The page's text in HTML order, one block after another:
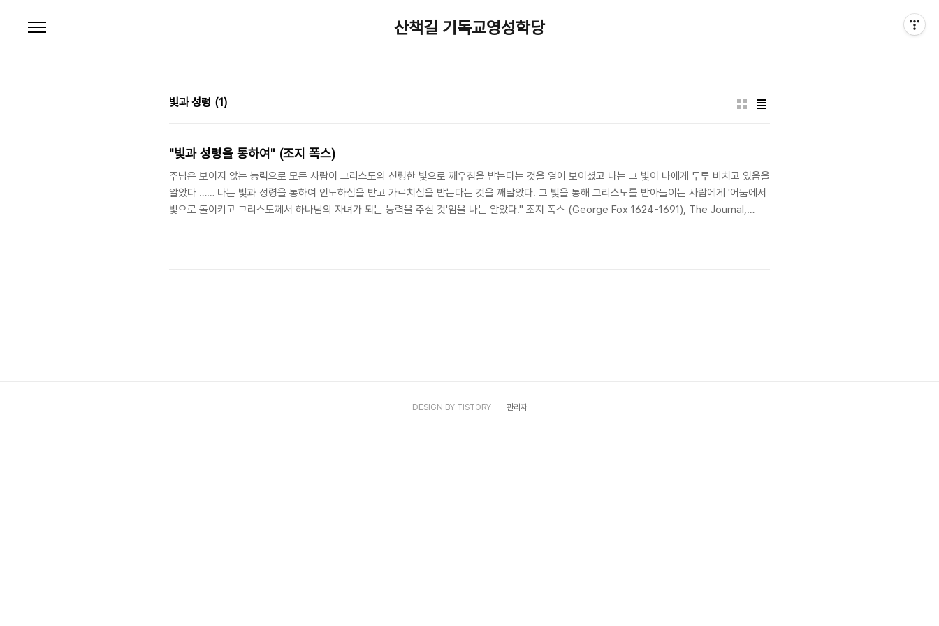
산책길 기독교영성학당
빛과 성령 (1)
"빛과 성령을 통하여" (조지 폭스)
주님은 보이지 않는 능력으로 모든 사람이 그리스도의 신령한 빛으로 깨우침을 받는다는 것을 열어 보이셨고 나는 그 빛이 나에게 두루 비치고 있음을
알았다 …… 나는 빛과 성령을 통하여 인도하심을 받고 가르치심을 받는다는 것을 깨달았다. 그 빛을 통해 그리스도를 받아들이는 사람에게 '어둠에서
빛으로 돌이키고 그리스도께서 하나님의 자녀가 되는 능력을 주실 것'임을 나는 알았다." 조지 폭스 (George Fox 1624-1691), The Journal,
DESIGN BY TISTORY 관리자